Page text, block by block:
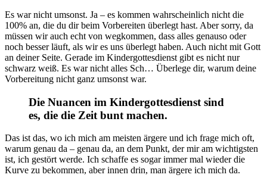
Es war nicht umsonst. Ja – es kommen wahrscheinlich nicht die
100% an, die du dir beim Vorbereiten überlegt hast. Aber sorry, da
müssen wir auch echt von wegkommen, dass alles genauso oder
noch besser läuft, als wir es uns überlegt haben. Auch nicht mit Gott
an deiner Seite. Gerade im Kindergottesdienst gibt es nicht nur
schwarz weiß. Es war nicht alles Sch… Überlege dir, warum deine
Vorbereitung nicht ganz umsonst war.
Die Nuancen im Kindergottesdienst sind
es, die die Zeit bunt machen.
Das ist das, wo ich mich am meisten ärgere und ich frage mich oft,
warum genau da – genau da, an dem Punkt, der mir am wichtigsten
ist, ich gestört werde. Ich schaffe es sogar immer mal wieder die
Kurve zu bekommen, aber innen drin, man ärgere ich mich da.